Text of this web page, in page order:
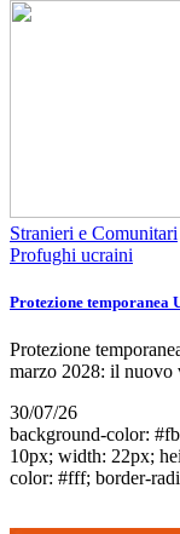
Stranieri e Comunitari
Profughi ucraini
Protezione temporanea
Protezione
marzo 2028: il
30/07/26
background-color:
10px; width: 22px;
color: #fff; border-